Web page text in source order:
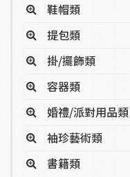
鞋帽類
提包類
掛/擺飾類
容器類
婚禮/派對用品類
袖珍藝術類
書籍類